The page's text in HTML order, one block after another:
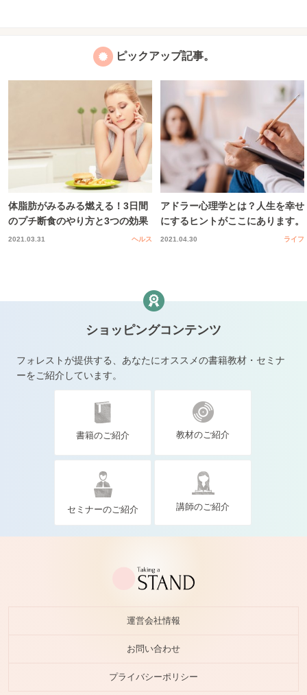
ピックアップ記事。
体脂肪がみるみる燃える！3日間
のプチ断食のやり方と3つの効果
2021.03.31 ヘルス
アドラー心理学とは？人生を幸せ
にするヒントがここにあります。
2021.04.30 ライフ
ショッピングコンテンツ
フォレストが提供する、あなたにオススメの書籍教材・セミナ
ーをご紹介しています。
書籍のご紹介 教材のご紹介
セミナーのご紹介 講師のご紹介
運営会社情報
お問い合わせ
プライバシーポリシー